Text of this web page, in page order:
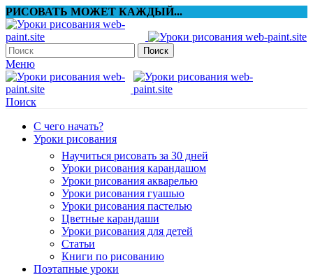
РИСОВАТЬ МОЖЕТ КАЖДЫЙ...
Поиск
Меню
Поиск
С чего начать?
Уроки рисования
Научиться рисовать за 30 дней
Уроки рисования карандашом
Уроки рисования акварелью
Уроки рисования гуашью
Уроки рисования пастелью
Цветные карандаши
Уроки рисования для детей
Статьи
Книги по рисованию
Поэтапные уроки